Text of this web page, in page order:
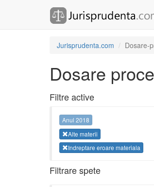
Jurisprudenta.com Dosare-
Dosare
Filtre active
Anul 2018
Alte materii
Indreptare eroare materiala
Filtrare spete